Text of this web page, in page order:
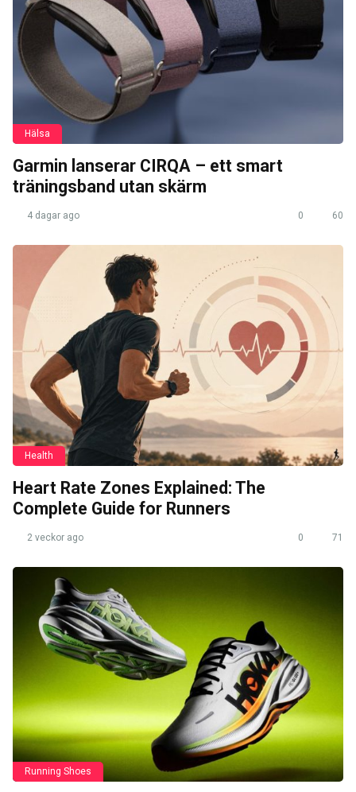
Hälsa
Garmin lanserar CIRQA – ett smart
träningsband utan skärm
4 dagar ago 0 60
Health
Heart Rate Zones Explained: The
Complete Guide for Runners
2 veckor ago 0 71
Running Shoes